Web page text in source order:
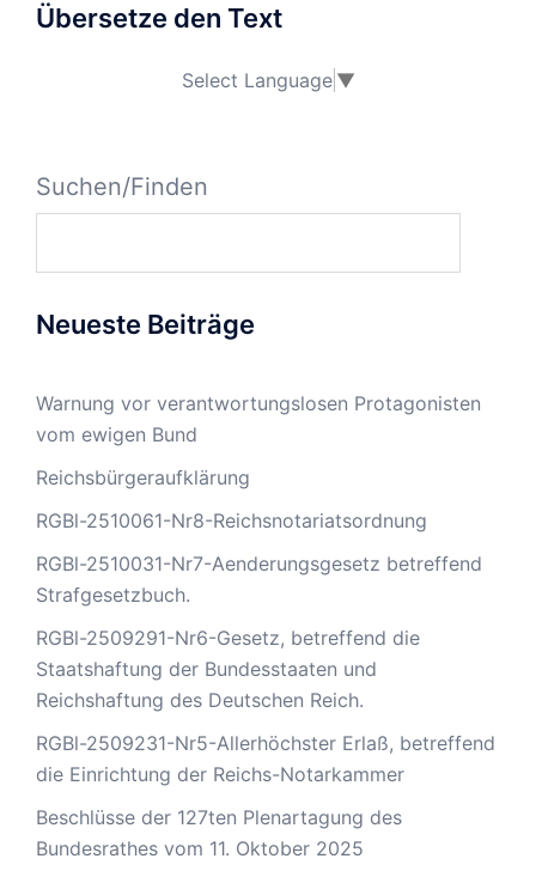
Übersetze den Text
Select Language ▼
Suchen/Finden
Neueste Beiträge
Warnung vor verantwortungslosen Protagonisten
vom ewigen Bund
Reichsbürgeraufklärung
RGBl-2510061-Nr8-Reichsnotariatsordnung
RGBl-2510031-Nr7-Aenderungsgesetz betreffend
Strafgesetzbuch.
RGBl-2509291-Nr6-Gesetz, betreffend die
Staatshaftung der Bundesstaaten und
Reichshaftung des Deutschen Reich.
RGBl-2509231-Nr5-Allerhöchster Erlaß, betreffend
die Einrichtung der Reichs-Notarkammer
Beschlüsse der 127ten Plenartagung des
Bundesrathes vom 11. Oktober 2025